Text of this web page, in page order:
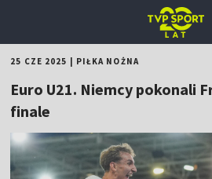
25 CZE 2025 PIŁKA NOŻNA
Euro U21. Niemcy pokonali
finale